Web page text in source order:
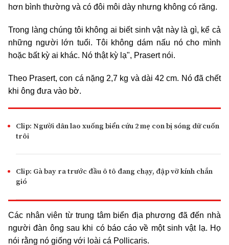
hơn bình thường và có đôi môi dày nhưng không có răng.
Trong làng chúng tôi không ai biết sinh vật này là gì, kể cả
những người lớn tuổi. Tôi không dám nấu nó cho mình
hoặc bất kỳ ai khác. Nó thật kỳ lạ", Prasert nói.
Theo Prasert, con cá nặng 2,7 kg và dài 42 cm. Nó đã chết
khi ông đưa vào bờ.
Clip: Người dân lao xuống biển cứu 2 mẹ con bị sóng dữ cuốn
trôi
Clip: Gà bay ra trước đầu ô tô đang chạy, đập vỡ kính chắn
gió
Các nhân viên từ trung tâm biển địa phương đã đến nhà
người đàn ông sau khi có báo cáo về một sinh vật lạ. Họ
nói rằng nó giống với loài cá Pollicaris.